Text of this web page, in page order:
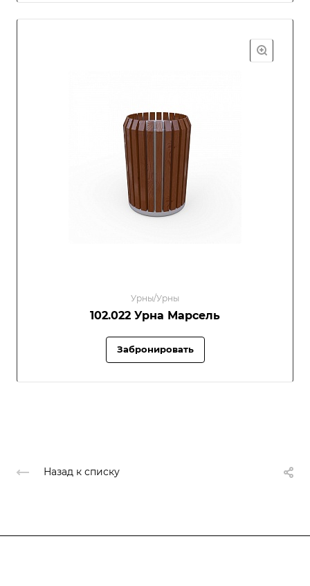
Урны/Урны
102.022 Урна Марсель
Забронировать
Назад к списку